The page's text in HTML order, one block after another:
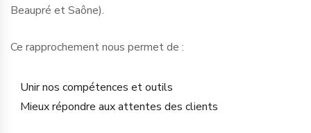
Beaupré et Saône).
Ce rapprochement nous permet de :
Unir nos compétences et outils
Mieux répondre aux attentes des clients